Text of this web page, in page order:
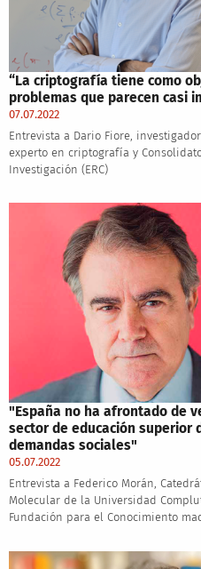
“La criptografía tiene como
problemas que parecen casi
07.07.2022
Entrevista a Dario Fiore,
experto en criptografía y
Investigación (ERC)
"España no ha afrontado de
sector de educación superior
demandas sociales"
05.07.2022
Entrevista a Federico Morán,
Molecular de la Universidad
Fundación para el Conocimiento